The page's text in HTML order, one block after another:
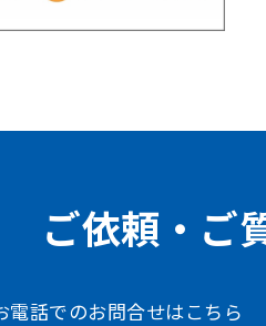
ご依頼・ご
電話でのお問合せはこちら